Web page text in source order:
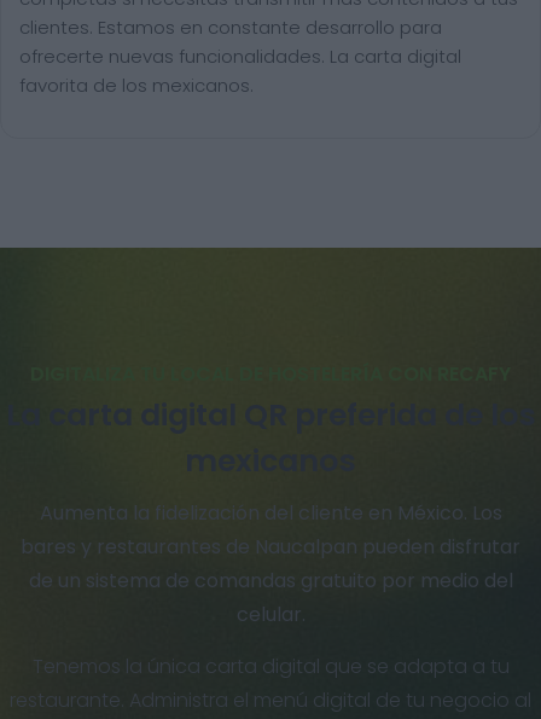
clientes. Estamos en constante desarrollo para
ofrecerte nuevas funcionalidades. La carta digital
favorita de los mexicanos.
Aumenta la fidelización del cliente en México. Los
bares y restaurantes de Naucalpan pueden disfrutar
de un sistema de comandas gratuito por medio del
celular.
Tenemos la única carta digital que se adapta a tu
restaurante. Administra el menú digital de tu negocio al